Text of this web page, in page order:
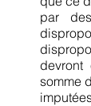
par
devront
somme